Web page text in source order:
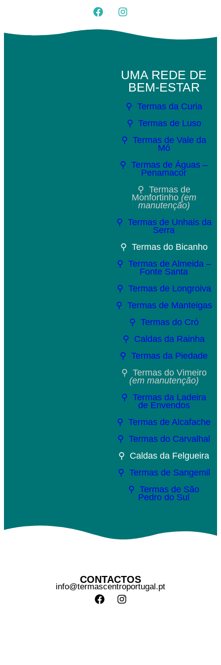
UMA REDE DE
BEM-ESTAR
⚲ Termas da Curia
⚲ Termas de Luso
⚲ Termas de Vale da
Mó
⚲ Termas de Águas –
Penamacor
⚲ Termas de
Monfortinho (em
manutenção)
⚲ Termas de Unhais da
Serra
⚲ Termas do Bicanho
⚲ Termas de Almeida –
Fonte Santa
⚲ Termas de Longroiva
⚲ Termas de Manteigas
⚲ Termas do Cró
⚲ Caldas da Rainha
⚲ Termas da Piedade
⚲ Termas do Vimeiro
(em manutenção)
⚲ Termas da Ladeira
de Envendos
⚲ Termas de Alcafache
⚲ Termas do Carvalhal
⚲ Caldas da Felgueira
⚲ Termas de Sangemil
⚲ Termas de São
Pedro do Sul
CONTACTOS
info@termascentroportugal.pt